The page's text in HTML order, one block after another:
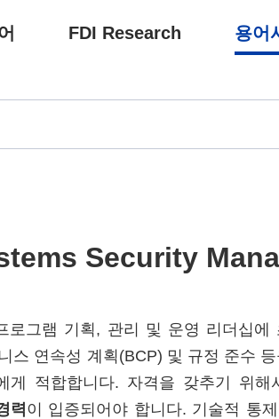
FDI Research 용어
Security
로그램 기획, 관리 및 운영 리더십에
스 연속성 계획(BCP) 및 규정 준수
게 적합합니다. 자격을 갖추기 위
력 이 입증되어야 합니다. 기술적 통